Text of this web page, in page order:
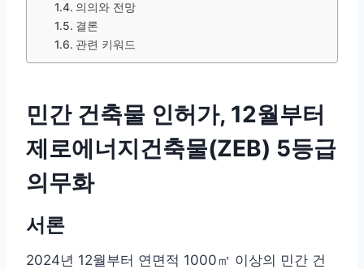
의의와 전망
결론
관련 키워드
민간 건축물 인허가, 12월부터
제로에너지건축물(ZEB) 5등급
의무화
서론
2024년 12월부터 연면적 1000㎡ 이상의 민간 건